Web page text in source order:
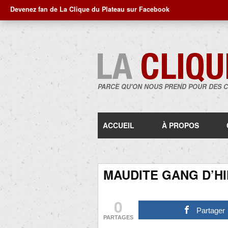
Devenez fan de La Clique du Plateau sur Facebook
PARCE QU'ON NOUS PREND POUR DES
ACCUEIL À PROPOS
MAUDITE GANG
0
PARTAGES
Partager